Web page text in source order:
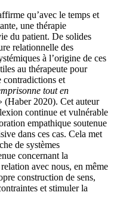
qu’avec le temps et
une thérapie
du patient. De solides
relationnelle des
à l’origine de ces
au thérapeute pour
contradictions et
tout en
(Haber 2020). Cet auteur
continue et vulnérable
empathique soutenue
dans ces cas. Cela met
de systèmes
concernant la
avec nous, en même
construction de sens,
et stimuler la